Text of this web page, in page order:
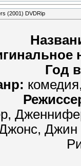
(2001) DVDRip
Год
Джин